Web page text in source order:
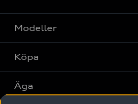
Modeller
Alla modeller
Elbilar
Köpa
Privaterbjudanden
Äga